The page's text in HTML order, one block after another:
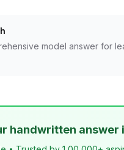
model answer for
handwritten answer